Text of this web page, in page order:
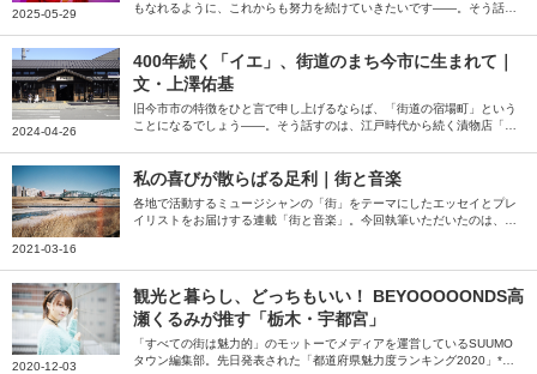
2025-05-29
もなれるように、これからも努力を続けていきたいです――。そう話す
田さんを育んだ栃木県の魅力・思い出・お気に入りのお店など、地元に
まつわるお話をたくさん伺いました。
2024-04-26
400年続く「イエ」、街道のまち今市に生まれて｜
文・上澤佑基
旧今市市の特徴をひと言で申し上げるならば、「街道の宿場町」という
ことになるでしょう――。そう話すのは、江戸時代から続く漬物店「上
2021-03-16
私の喜びが散らばる足利｜街と音楽
各地で活動するミュージシャンの「街」をテーマにしたエッセイとプレ
イリストをお届けする連載「街と音楽」。今回執筆いただいたのは、栃
惹きつけられ、気付けば人生の半分近くを過ごしているという「栃木県
足利市」について綴っていただきました。「そこら中に自分にとっての
喜びが散らばっている」川田さんが語る足利の魅力をたっぷり紹介いた
だいています。この１年間車の中でよく聴いていた曲として選曲いただ
いたプレイリストとともにお楽しみください。
2020-12-03
観光と暮らし、どっちもいい！ BEYOOOOONDS高
瀬くるみが推す「栃木・宇都宮」
「すべての街は魅力的」のモットーでメディアを運営しているSUUMO
タウン編集部。先日発表された「都道府県魅力度ランキング2020」*1